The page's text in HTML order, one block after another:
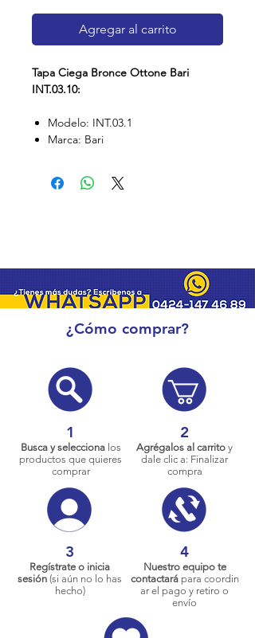
Agregar al carrito
Tapa Ciega Bronce Ottone Bari
INT.03.10:
Modelo: INT.03.1
Marca: Bari
¿Cómo comprar?
1
Busca y seleccionalos
productos que quieres
comprar
2
Agrégalos al carrito y
dale clic a: Finalizar
compra
3
Regístrate o inicia
sesión (si aún no lo has
hecho)
4
Nuestro equipo te
contactarápara coordin
ar el pago y retiro o
envío